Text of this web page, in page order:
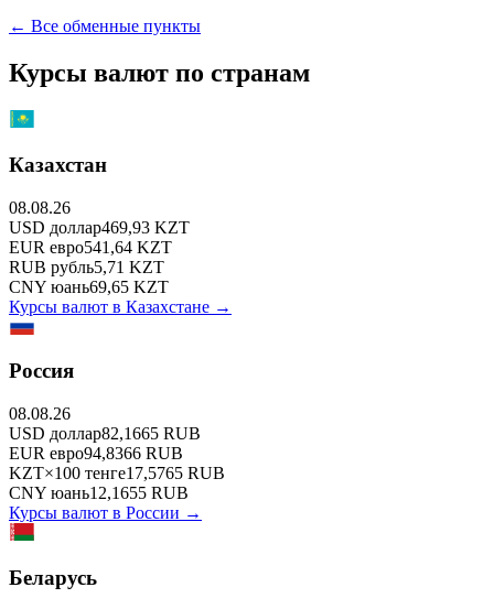
← Все обменные пункты
Курсы валют по странам
Казахстан
08.08.26
USD доллар469,93 KZT
EUR евро541,64 KZT
RUB рубль5,71 KZT
CNY юань69,65 KZT
Курсы валют в Казахстане →
Россия
08.08.26
USD доллар82,1665 RUB
EUR евро94,8366 RUB
KZT×100 тенге17,5765 RUB
CNY юань12,1655 RUB
Курсы валют в России →
Беларусь